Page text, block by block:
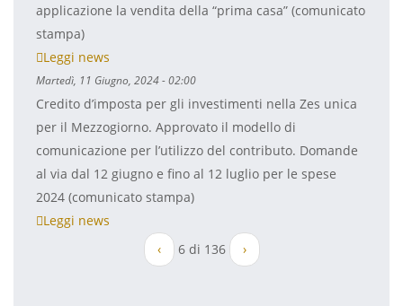
applicazione la vendita della “prima casa” (comunicato
stampa)
Leggi news
Martedì, 11 Giugno, 2024 - 02:00
Credito d’imposta per gli investimenti nella Zes unica
per il Mezzogiorno. Approvato il modello di
comunicazione per l’utilizzo del contributo. Domande
al via dal 12 giugno e fino al 12 luglio per le spese
2024 (comunicato stampa)
Leggi news
‹
6 di 136 ›